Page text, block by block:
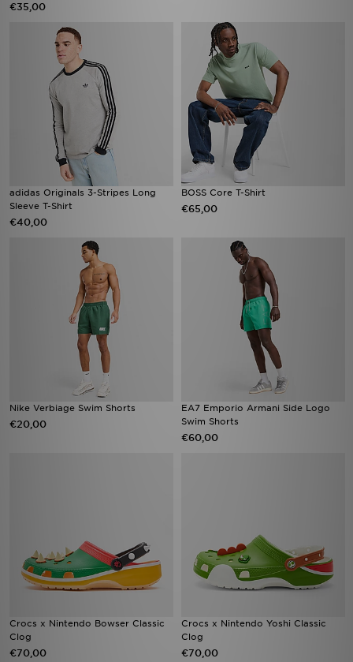
€35,00
adidas Originals 3-Stripes Long
Sleeve T-Shirt
€40,00
BOSS Core T-Shirt
€65,00
Nike Verbiage Swim Shorts
€20,00
EA7 Emporio Armani Side Logo
Swim Shorts
€60,00
Crocs x Nintendo Bowser Classic
Clog
€70,00
Crocs x Nintendo Yoshi Classic
Clog
€70,00